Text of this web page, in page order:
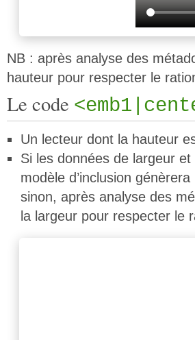
NB : après analyse des
hauteur pour respecter le
Le code
Un lecteur dont la hauteur
Si les données de largeur
modèle d’inclusion
sinon, après analyse des
la largeur pour respecter le